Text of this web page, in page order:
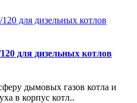
для дизельных котлов
дымовых газов котла и
в корпус котл..